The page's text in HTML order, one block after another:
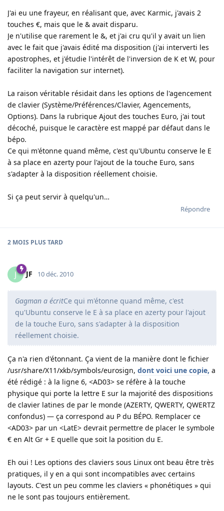
J'ai eu une frayeur, en réalisant que, avec Karmic, j'avais 2
touches €, mais que le & avait disparu.
Je n'utilise que rarement le &, et j'ai cru qu'il y avait un lien
avec le fait que j'avais édité ma disposition (j'ai interverti les
apostrophes, et j'étudie l'intérêt de l'inversion de K et W, pour
faciliter la navigation sur internet).
La raison véritable résidait dans les options de l'agencement
de clavier (Système/Préférences/Clavier, Agencements,
Options). Dans la rubrique Ajout des touches Euro, j'ai tout
décoché, puisque le caractère est mappé par défaut dans le
bépo.
Ce qui m'étonne quand même, c'est qu'Ubuntu conserve le E
à sa place en azerty pour l'ajout de la touche Euro, sans
s'adapter à la disposition réellement choisie.
Si ça peut servir à quelqu'un…
Répondre
2 MOIS PLUS TARD
J JF 10 déc. 2010
Gagman a écritCe qui m'étonne quand même, c'est
qu'Ubuntu conserve le E à sa place en azerty pour l'ajout
de la touche Euro, sans s'adapter à la disposition
réellement choisie.
Ça n'a rien d'étonnant. Ça vient de la manière dont le fichier
/usr/share/X11/xkb/symbols/eurosign, dont voici une copie, a
été rédigé : à la ligne 6, <AD03> se réfère à la touche
physique qui porte la lettre E sur la majorité des dispositions
de clavier latines de par le monde (AZERTY, QWERTY, QWERTZ
confondus) — ça correspond au P du BÉPO. Remplacer ce
<AD03> par un <LatE> devrait permettre de placer le symbole
€ en Alt Gr + E quelle que soit la position du E.
Eh oui ! Les options des claviers sous Linux ont beau être très
pratiques, il y en a qui sont incompatibles avec certains
layouts. C'est un peu comme les claviers « phonétiques » qui
ne le sont pas toujours entièrement.